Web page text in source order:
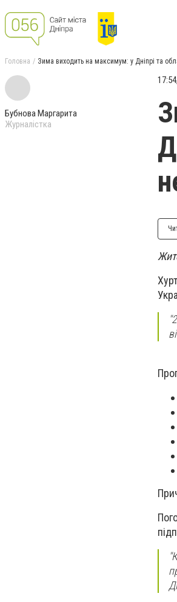
Головна Зима виходить на максимум: у Дніпрі та
Бубнова Маргарита
Журналістка